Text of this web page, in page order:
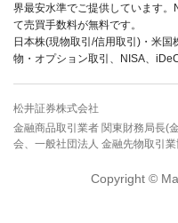
界最安水準でご提供しています
て売買手数料が無料です。
日本株(現物取引/信用取引)・米
物・オプション取引、NISA、
松井証券株式会社
金融商品取引業者 関東財務局長(
会、一般社団法人 金融先物取引
Copyright ©